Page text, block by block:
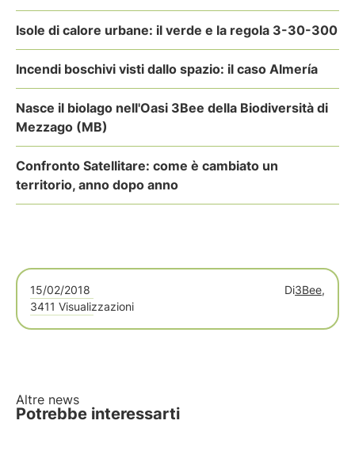
Isole di calore urbane: il verde e la regola 3-30-300
Incendi boschivi visti dallo spazio: il caso Almería
Nasce il biolago nell'Oasi 3Bee della Biodiversità di
Mezzago (MB)
Confronto Satellitare: come è cambiato un
territorio, anno dopo anno
15/02/2018 Di3Bee,
3411 Visualizzazioni
Altre news
Potrebbe interessarti